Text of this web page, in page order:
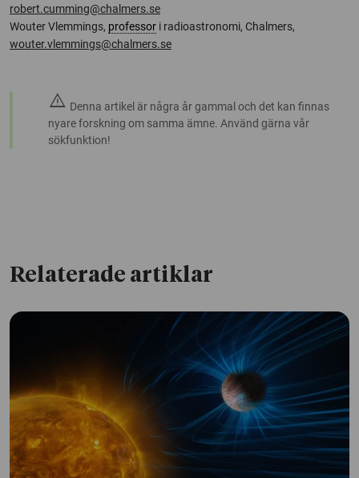
robert.cumming@chalmers.se
Wouter Vlemmings, professor i radioastronomi, Chalmers,
wouter.vlemmings@chalmers.se
warning Denna artikel är några år gammal och det kan finnas
nyare forskning om samma ämne. Använd gärna vår
sökfunktion!
Relaterade artiklar